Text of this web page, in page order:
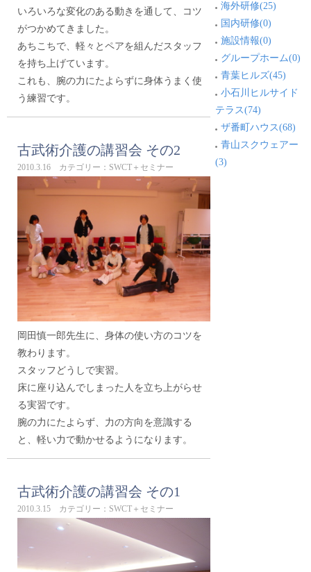
いろいろな変化のある動きを通して、コツ
がつかめてきました。
あちこちで、軽々とペアを組んだスタッフ
を持ち上げています。
これも、腕の力にたよらずに身体うまく使
う練習です。
古武術介護の講習会 その2
2010.3.16 カテゴリー：SWCT＋セミナー
岡田慎一郎先生に、身体の使い方のコツを
教わります。
スタッフどうしで実習。
床に座り込んでしまった人を立ち上がらせ
る実習です。
腕の力にたよらず、力の方向を意識する
と、軽い力で動かせるようになります。
古武術介護の講習会 その1
2010.3.15 カテゴリー：SWCT＋セミナー
海外研修(25)
国内研修(0)
施設情報(0)
グループホーム(0)
青葉ヒルズ(45)
小石川ヒルサイド
テラス(74)
ザ番町ハウス(68)
青山スクウェアー
(3)